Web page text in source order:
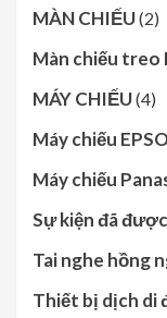
MÀN CHIẾU(2)
Màn chiếu treo
MÁY CHIẾU(4)
Máy chiếu
Máy chiếu
Sự kiện đã
Tai nghe hồng
Thiết bị dịch di